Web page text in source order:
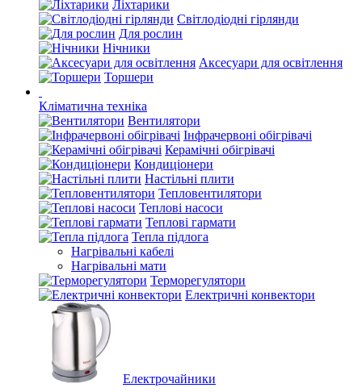
Ліхтарики
Світлодіодні гірлянди
Для рослин
Нічники
Аксесуари для освітлення
Торшери
Кліматична техніка
Вентилятори
Інфрачервоні обігрівачі
Керамічні обігрівачі
Кондиціонери
Настільні плити
Тепловентилятори
Теплові насоси
Теплові гармати
Тепла підлога
Нагрівальні кабелі
Нагрівальні мати
Терморегулятори
Електричні конвектори
Електрочайники